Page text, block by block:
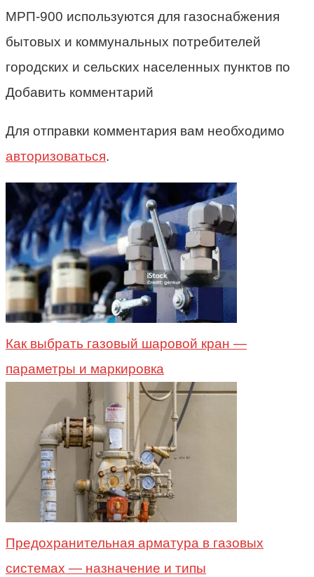
МРП-900 используются для газоснабжения
бытовых и коммунальных потребителей
городских и сельских населенных пунктов по
Добавить комментарий
Для отправки комментария вам необходимо
авторизоваться.
Как выбрать газовый шаровой кран —
параметры и маркировка
Предохранительная арматура в газовых
системах — назначение и типы